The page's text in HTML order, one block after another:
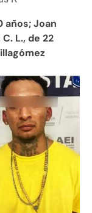
años; Joan
L., de 22